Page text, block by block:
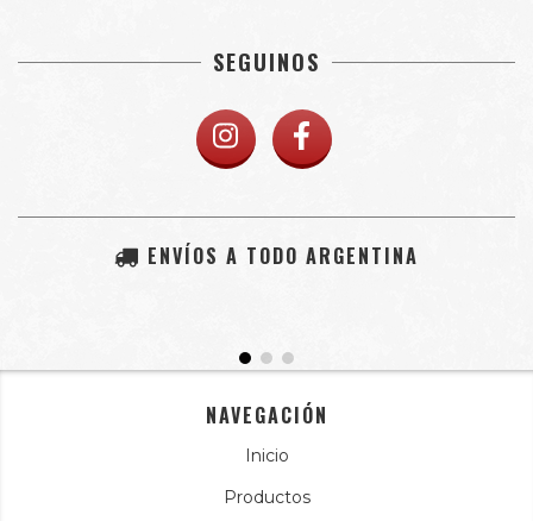
SEGUINOS
ENVÍOS A TODO ARGENTINA
NAVEGACIÓN
Inicio
Productos